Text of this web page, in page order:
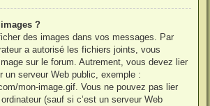
?
des images dans vos messages. Par
a autorisé les fichiers joints, vous
sur le forum. Autrement, vous devez lier
un serveur Web public, exemple :
mon-image.gif. Vous ne pouvez pas lier
(sauf si c’est un serveur Web